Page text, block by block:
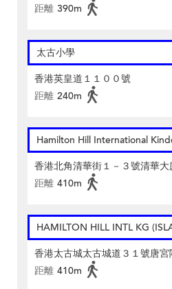
距離 390m
太古小學
香港英皇道１１００號
距離 240m
Hamilton Hill International
香港北角清華街１－３號清華大
距離 410m
HAMILTON HILL INTL KG
香港太古城太古城道３１號唐宮
距離 410m